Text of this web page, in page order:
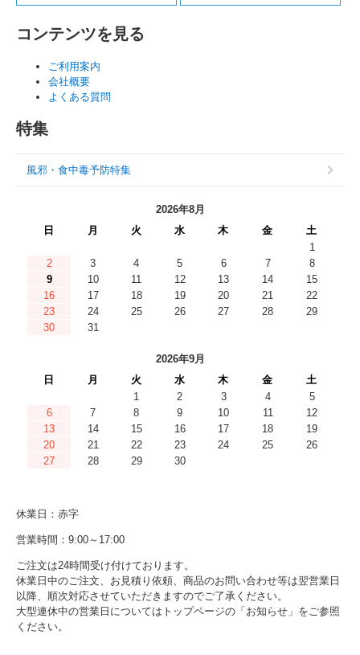
コンテンツを見る
ご利用案内
会社概要
よくある質問
特集
風邪・食中毒予防特集
2026年8月
日
月 火 水 木 金
土
1
2
3 4 5 6 7
8
9
10 11 12 13 14
15
16
17 18 19 20 21
22
23
24 25 26 27 28
29
30
31
2026年9月
日
月 火 水 木 金
土
1
2 3 4
5
6
7 8 9 10 11
12
13
14 15 16 17 18
19
20
21 22 23 24 25
26
27
28 29 30
休業日：赤字
営業時間：9:00～17:00
ご注文は24時間受け付けております。
休業日中のご注文、お見積り依頼、商品のお問い合わせ等は翌営業日
以降、順次対応させていただきますのでご了承ください。
大型連休中の営業日についてはトップページの「お知らせ」をご参照
ください。